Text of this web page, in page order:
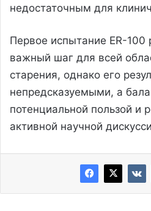
недостаточным для
Первое испытание ER-100
важный шаг для всей
старения, однако его
непредсказуемыми, а
потенциальной пользой
активной научной